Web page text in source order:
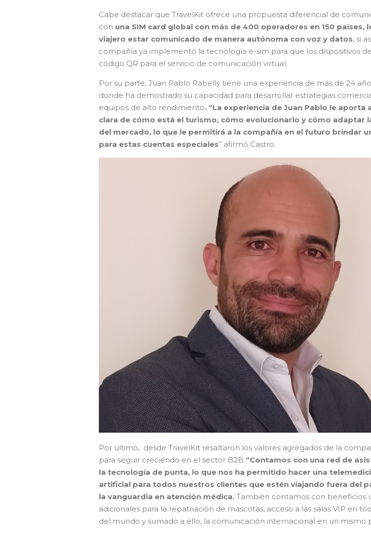
Cabe destacar que TravelKit ofrece una propuesta diferencial de
con una SIM card global con más de 400 operadores en 150 países,
viajero estar comunicado de manera autónoma con voz y datos, si
compañía ya implementó la tecnología e-sim para que los dispositivos
código QR para el servicio de comunicación virtual.
Por su parte, Juan Pablo Rabelly tiene una experiencia de más de 24
donde ha demostrado su capacidad para desarrollar estrategias
equipos de alto rendimiento. “La experiencia de Juan Pablo le aporta
clara de cómo está el turismo, cómo evolucionarlo y cómo adaptar
del mercado, lo que le permitirá a la compañía en el futuro brindar
para estas cuentas especiales” afirmó Castro.
Por último, desde TravelKit resaltaron los valores agregados de la
para seguir creciendo en el sector B2B “Contamos con una red de
la tecnología de punta, lo que nos ha permitido hacer una
artificial para todos nuestros clientes que estén viajando fuera del
la vanguardia en atención médica. También contamos con beneficios
adicionales para la repatriación de mascotas, acceso a las salas VIP en
del mundo y sumado a ello, la comunicación internacional en un mismo